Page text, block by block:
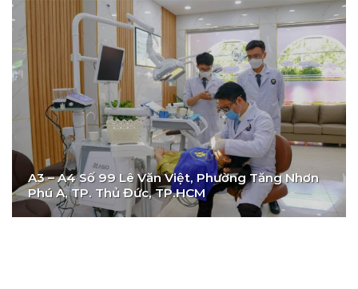
A3 – A4 Số 99 Lê Văn Việt, Phường Tăng Nhơn
Phú A, TP. Thủ Đức, TP.HCM